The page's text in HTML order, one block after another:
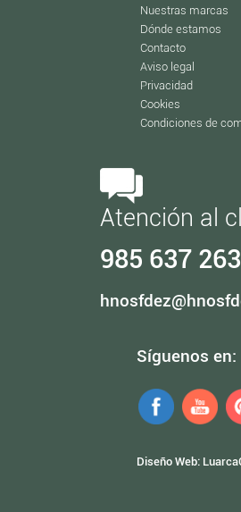
Nuestras marcas
Dónde estamos
Contacto
Aviso legal
Privacidad
Cookies
Condiciones de
Atención al
985 637 263
Síguenos en:
Diseño Web: